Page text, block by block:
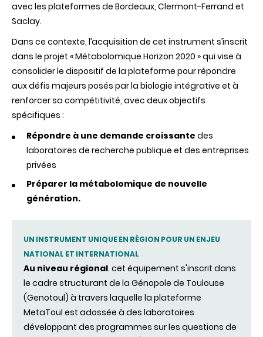
avec les plateformes de Bordeaux, Clermont-Ferrand et
Saclay.
Dans ce contexte, l’acquisition de cet instrument s’inscrit
dans le projet «Métabolomique Horizon 2020 » qui vise à
consoliderle dispositif de la plateforme pour répondre
aux défis majeurs posés parla biologie intégrative et à
renforcer sa compétitivité, avec deuxobjectifs
spécifiques :
Répondre à une demande croissante des
laboratoires de recherche publique et des entreprises
privées
Préparer la métabolomique de nouvelle
génération.
UN INSTRUMENT UNIQUE EN RÉGION POUR UN ENJEU
NATIONAL ET INTERNATIONAL
Au niveau régional. cet équipement s'inscrit dans
le cadre structurant de la Génopole de Toulouse
(Genotoul) à travers laquelle la plateforme
MetaToul est adossée à des laboratoires
développant des programmes sur les questions de